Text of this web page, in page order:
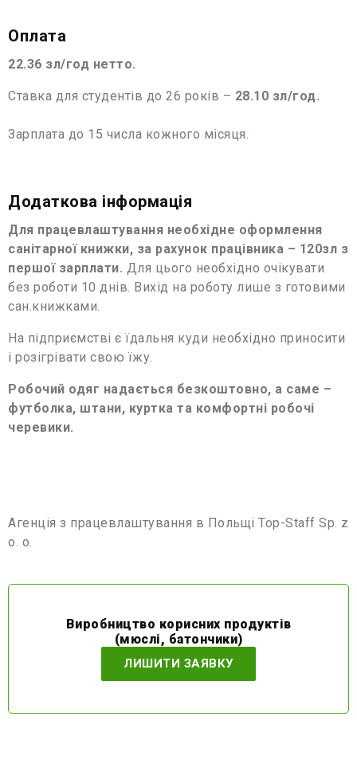
Оплата
22.36 зл/год нетто.
Ставка для студентів до 26 років – 28.10 зл/год.
Зарплата до 15 числа кожного місяця.
Додаткова інформація
Для працевлаштування необхідне оформлення
санітарної книжки, за рахунок працівника – 120зл з
першої зарплати. Для цього необхідно очікувати
без роботи 10 днів. Вихід на роботу лише з готовими
сан.книжками.
На підприємстві є їдальня куди необхідно приносити
і розігрівати свою їжу.
Робочий одяг надається безкоштовно, а саме –
футболка, штани, куртка та комфортні робочі
черевики.
Агенція з працевлаштування в Польщі Top-Staff Sp. z
o. o.
Виробництво корисних продуктів
(мюслі, батончики)
ЛИШИТИ ЗАЯВКУ